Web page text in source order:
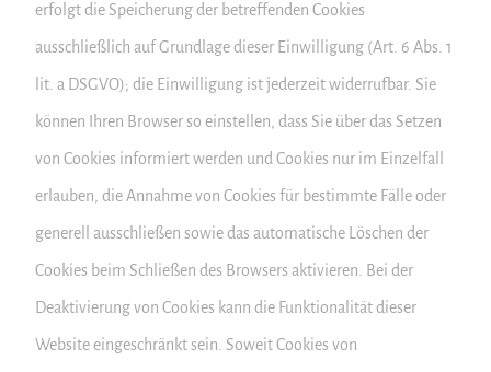
erfolgt die Speicherung der betreffenden Cookies
ausschließlich auf Grundlage dieser Einwilligung (Art. 6 Abs. 1
lit. a DSGVO); die Einwilligung ist jederzeit widerrufbar. Sie
können Ihren Browser so einstellen, dass Sie über das Setzen
von Cookies informiert werden und Cookies nur im Einzelfall
erlauben, die Annahme von Cookies für bestimmte Fälle oder
generell ausschließen sowie das automatische Löschen der
Cookies beim Schließen des Browsers aktivieren. Bei der
Deaktivierung von Cookies kann die Funktionalität dieser
Website eingeschränkt sein. Soweit Cookies von